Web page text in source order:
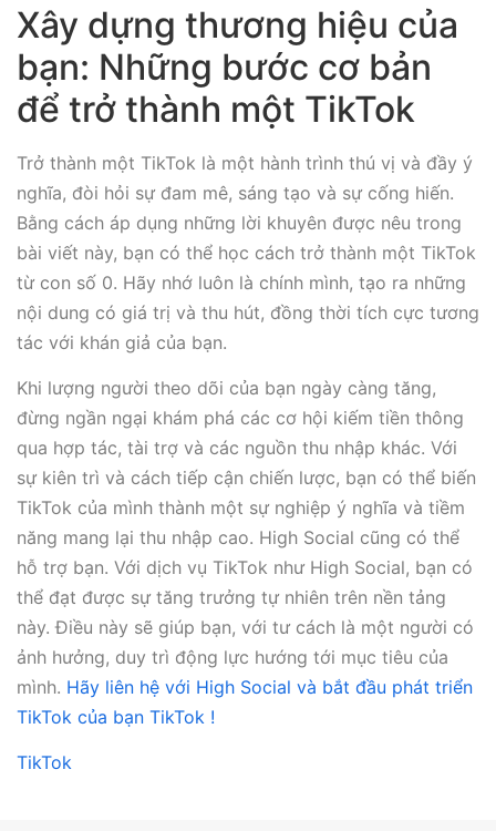
Xây dựng thương hiệu của
bạn: Những bước cơ bản
để trở thành một TikTok
Trở thành một TikTok là một hành trình thú vị và đầy ý
nghĩa, đòi hỏi sự đam mê, sáng tạo và sự cống hiến.
Bằng cách áp dụng những lời khuyên được nêu trong
bài viết này, bạn có thể học cách trở thành một TikTok
từ con số 0. Hãy nhớ luôn là chính mình, tạo ra những
nội dung có giá trị và thu hút, đồng thời tích cực tương
tác với khán giả của bạn.
Khi lượng người theo dõi của bạn ngày càng tăng,
đừng ngần ngại khám phá các cơ hội kiếm tiền thông
qua hợp tác, tài trợ và các nguồn thu nhập khác. Với
sự kiên trì và cách tiếp cận chiến lược, bạn có thể biến
TikTok của mình thành một sự nghiệp ý nghĩa và tiềm
năng mang lại thu nhập cao. High Social cũng có thể
hỗ trợ bạn. Với dịch vụ TikTok như High Social, bạn có
thể đạt được sự tăng trưởng tự nhiên trên nền tảng
này. Điều này sẽ giúp bạn, với tư cách là một người có
ảnh hưởng, duy trì động lực hướng tới mục tiêu của
mình. Hãy liên hệ với High Social và bắt đầu phát triển
TikTok của bạn TikTok !
TikTok